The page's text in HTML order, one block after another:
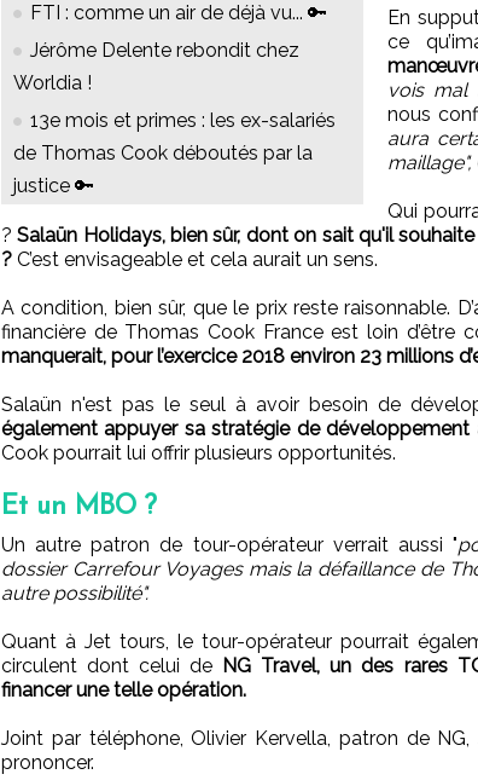
FTI : comme un air de déjà vu... 🔑
Jérôme Delente rebondit chez
Worldia !
13e mois et primes : les ex-salariés
de Thomas Cook déboutés par la
justice 🔑
En
ce
vois mal
nous
aura
maillage",
Qui
?Salaün Holidays, bien sûr, dont on sait qu'il
? C’est envisageable et cela aurait un sens.
A condition, bien sûr, que le prix reste raisonnable.
financière de Thomas Cook France est loin d’être
manquerait, pour l’exercice 2018 environ 23 millions
Salaün n'est pas le seul à avoir besoin de
également appuyer sa stratégie de développement
Cook pourrait lui offrir plusieurs opportunités.
Et un MBO ?
Un autre patron de tour-opérateur verrait aussi "
dossier Carrefour Voyages mais la défaillance de
autre possibilité".
Quant à Jet tours, le tour-opérateur pourrait
circulent dont celui de NG Travel, un des rares
financer une telle opération.
Joint par téléphone, Olivier Kervella, patron de
prononcer.